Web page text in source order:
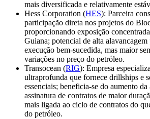
mais diversificada e relativamente
Hess Corporation (HES): Parceira
participação direta nos projetos do
proporcionando exposição
Guiana; potencial de alta
execução bem-sucedida, mas maior
variações no preço do petróleo.
Transocean (RIG): Empresa
ultraprofunda que fornece drillships e
essenciais; beneficia-se do aumento da
assinatura de contratos de maior
mais ligada ao ciclo de contratos do
do petróleo.